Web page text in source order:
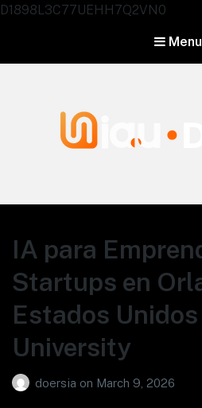
D1898L3C77UEHH7Q2VN0
Menu
IA para
Startups en
Estados Unidos
University
doersia on March 9, 2026